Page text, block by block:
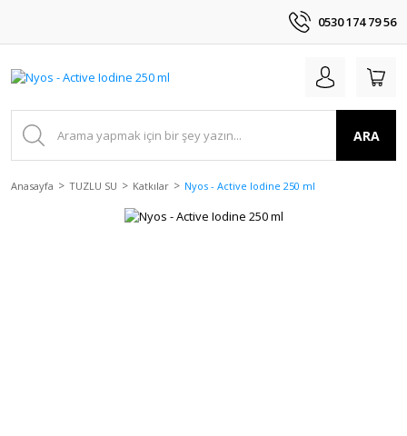
0530 174 79 56
ARA
Anasayfa TUZLU SU Katkılar Nyos - Active Iodine 250 ml